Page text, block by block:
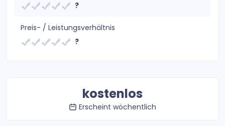
?
Preis- / Leistungsverhältnis
?
kostenlos
Erscheint wöchentlich